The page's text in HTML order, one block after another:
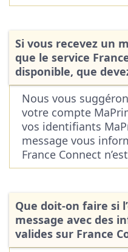
Si vous recevez un
que le service
disponible, que
Nous vous
votre compte
vos identifiants
message vous
France Connect
Que doit-on faire si
message avec des
valides sur France